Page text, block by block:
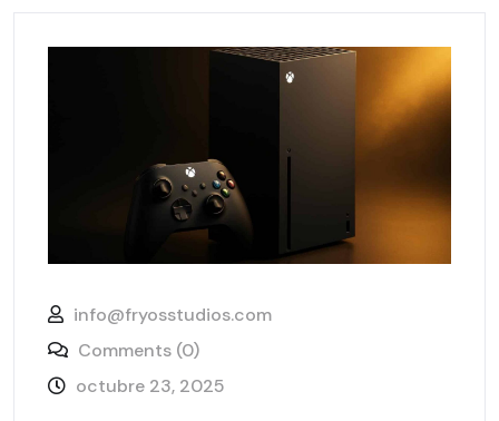
info@fryosstudios.com
Comments (0)
octubre 23, 2025